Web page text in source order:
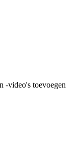
-video's toevoegen